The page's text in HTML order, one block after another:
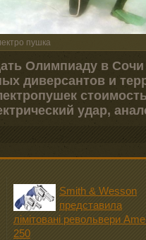
пушка
Олимпиаду в
диверсантов и
удар,
Smith & Wesson
представила
лімітовані револьвери
250